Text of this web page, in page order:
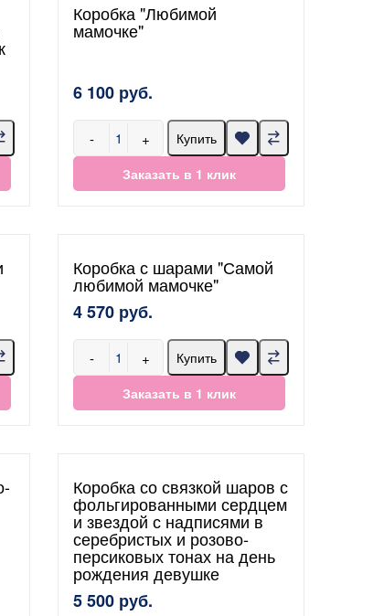
Коробка "Любимой
мамочке"
6 100 руб.
- +
Купить
Заказать в 1 клик
Коробка с шарами "Самой
любимой мамочке"
4 570 руб.
- +
Купить
Заказать в 1 клик
Коробка со связкой шаров с
фольгированными сердцем
и звездой с надписями в
серебристых и розово-
персиковых тонах на день
рождения девушке
5 500 руб.